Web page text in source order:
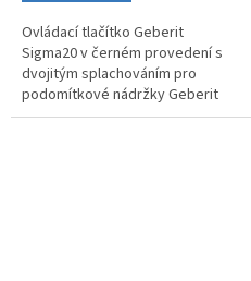
Ovládací tlačítko Geberit
Sigma20 v černém provedení s
dvojitým splachováním pro
podomítkové nádržky Geberit
Sigma – moderní vzhled a